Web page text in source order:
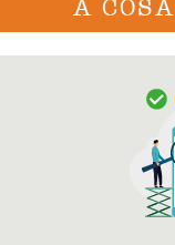
A